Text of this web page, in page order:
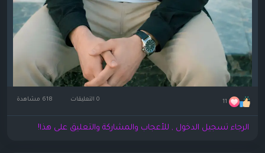
11 0 التعليقات
الرجاء تسجيل الدخول , للأعجاب والمشاركة والتعليق على هذا!